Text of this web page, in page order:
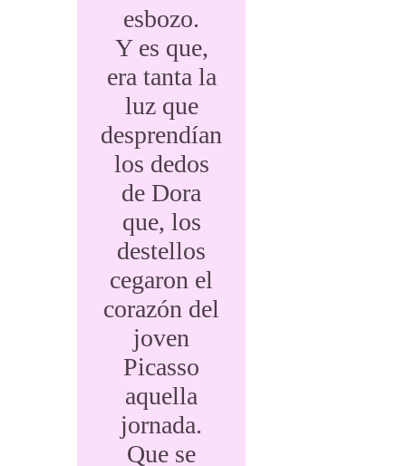
esbozo.
Y es que,
era tanta la
luz que
desprendían
los dedos
de Dora
que, los
destellos
cegaron el
corazón del
joven
Picasso
aquella
jornada.
Que se